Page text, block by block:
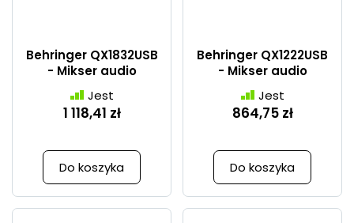
Behringer QX1832USB
- Mikser audio
Jest
1 118,41 zł
Do koszyka
Behringer QX1222USB
- Mikser audio
Jest
864,75 zł
Do koszyka